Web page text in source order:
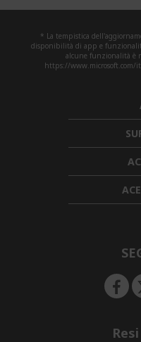
* La tempistica
disponibilità di app e
alcune funzionalità è
https://www.microsoft.com/